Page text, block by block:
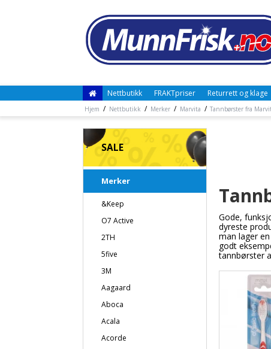
Nettbutikk FRAKTpriser Returrett og klage
Hjem / Nettbutikk / Merker / Marvita / Tannbørster fra
SALE
Merker
&Keep
O7 Active
2TH
5five
3M
Aagaard
Aboca
Acala
Acorde
Gode,
dyreste
man lager
godt
tannbørster